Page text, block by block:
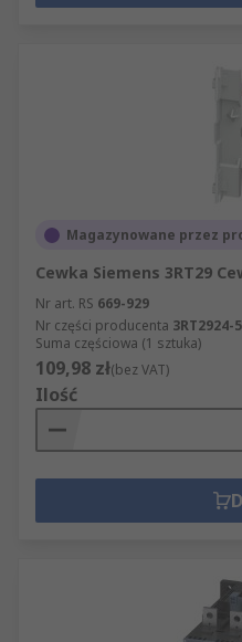
klasyfikacji.Zastosowanie
silniki rozruchowe,
piecami, sterowanie
silników i inne aplikacje
Magazynowane przez
Cewka Siemens 3RT29
Nr art. RS 669-929
Nr części producenta 3RT2924-
Suma częściowa (1 sztuka)
109,98 zł(bez VAT)
Ilość